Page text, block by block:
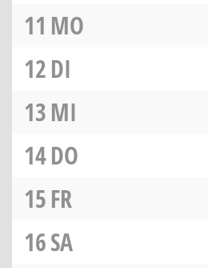
11 MO
12DI
13MI
14DO
15FR
16SA